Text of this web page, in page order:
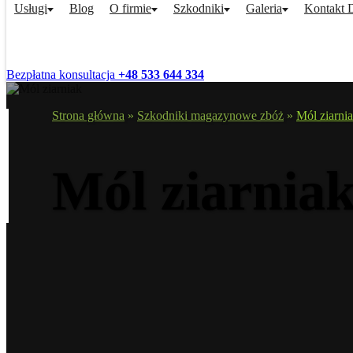
Usługi Blog O firmie Szkodniki Galeria Kontakt
Bezpłatna konsultacja +48 533 644 334
Strona główna » Szkodniki magazynowe zbóż » Mól